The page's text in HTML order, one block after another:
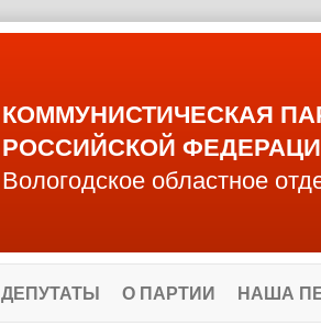
КОММУНИСТИЧЕСКАЯ
РОССИЙСКОЙ
Вологодское областное
ДЕПУТАТЫ О ПАРТИИ НАША